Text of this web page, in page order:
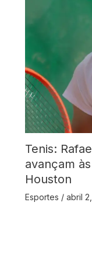
Tenis:
avançam
Houston
Esportes / abril